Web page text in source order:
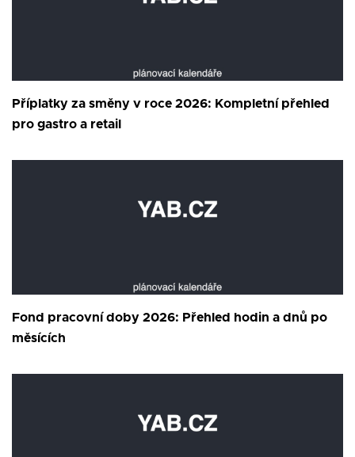
Příplatky za směny v roce 2026: Kompletní přehled
pro gastro a retail
Fond pracovní doby 2026: Přehled hodin a dnů po
měsících